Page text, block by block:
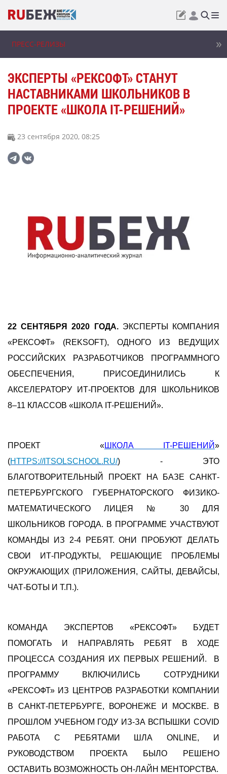
ПРЕСС-РЕЛИЗЫ
ЭКСПЕРТЫ «РЕКСОФТ» СТАНУТ
НАСТАВНИКАМИ ШКОЛЬНИКОВ В
ПРОЕКТЕ «ШКОЛА IT-РЕШЕНИЙ»
23 сентября 2020, 08:25
22 СЕНТЯБРЯ 2020 ГОДА.ЭКСПЕРТЫ КОМПАНИЯ
«РЕКСОФТ» (REKSOFT), ОДНОГО ИЗ ВЕДУЩИХ
РОССИЙСКИХ РАЗРАБОТЧИКОВ ПРОГРАММНОГО
ОБЕСПЕЧЕНИЯ, ПРИСОЕДИНИЛИСЬ К
АКСЕЛЕРАТОРУ ИТ-ПРОЕКТОВ ДЛЯ ШКОЛЬНИКОВ
8–11 КЛАССОВ «ШКОЛА IT-РЕШЕНИЙ».
ПРОЕКТ «ШКОЛА IT-РЕШЕНИЙ»
(HTTPS://ITSOLSCHOOL.RU/) - ЭТО
БЛАГОТВОРИТЕЛЬНЫЙ ПРОЕКТ НА БАЗЕ САНКТ-
ПЕТЕРБУРГСКОГО ГУБЕРНАТОРСКОГО ФИЗИКО-
МАТЕМАТИЧЕСКОГО ЛИЦЕЯ № 30 ДЛЯ
ШКОЛЬНИКОВ ГОРОДА. В ПРОГРАММЕ УЧАСТВУЮТ
КОМАНДЫ ИЗ 2-4 РЕБЯТ. ОНИ ПРОБУЮТ ДЕЛАТЬ
СВОИ ИТ-ПРОДУКТЫ, РЕШАЮЩИЕ ПРОБЛЕМЫ
ОКРУЖАЮЩИХ (ПРИЛОЖЕНИЯ, САЙТЫ, ДЕВАЙСЫ,
ЧАТ-БОТЫ И Т.П.).
КОМАНДА ЭКСПЕРТОВ «РЕКСОФТ» БУДЕТ
ПОМОГАТЬ И НАПРАВЛЯТЬ РЕБЯТ В ХОДЕ
ПРОЦЕССА СОЗДАНИЯ ИХ ПЕРВЫХ РЕШЕНИЙ. В
ПРОГРАММУ ВКЛЮЧИЛИСЬ СОТРУДНИКИ
«РЕКСОФТ» ИЗ ЦЕНТРОВ РАЗРАБОТКИ КОМПАНИИ
В САНКТ-ПЕТЕРБУРГЕ, ВОРОНЕЖЕ И МОСКВЕ. В
ПРОШЛОМ УЧЕБНОМ ГОДУ ИЗ-ЗА ВСПЫШКИ COVID
РАБОТА С РЕБЯТАМИ ШЛА ONLINE, И
РУКОВОДСТВОМ ПРОЕКТА БЫЛО РЕШЕНО
ОСТАВИТЬ ВОЗМОЖНОСТЬ ОН-ЛАЙН МЕНТОРСТВА.